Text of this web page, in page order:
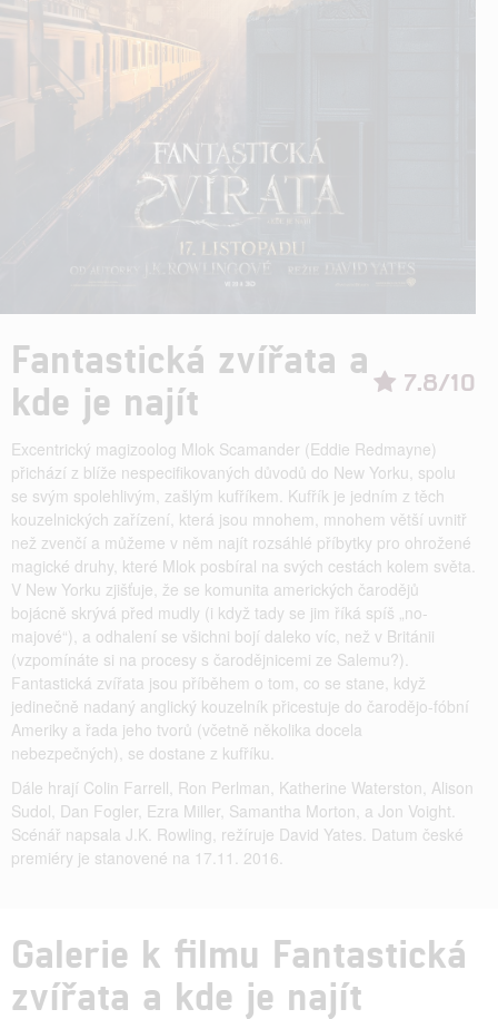
7.8/10
Fantastická zvířata a
kde je najít
Excentrický magizoolog Mlok Scamander (Eddie Redmayne)
přichází z blíže nespecifikovaných důvodů do New Yorku, spolu
se svým spolehlivým, zašlým kufříkem. Kufřík je jedním z těch
kouzelnických zařízení, která jsou mnohem, mnohem větší uvnitř
než zvenčí a můžeme v něm najít rozsáhlé příbytky pro ohrožené
magické druhy, které Mlok posbíral na svých cestách kolem světa.
V New Yorku zjišťuje, že se komunita amerických čarodějů
bojácně skrývá před mudly (i když tady se jim říká spíš „no-
majové“), a odhalení se všichni bojí daleko víc, než v Británii
(vzpomínáte si na procesy s čarodějnicemi ze Salemu?).
Fantastická zvířata jsou příběhem o tom, co se stane, když
jedinečně nadaný anglický kouzelník přicestuje do čarodějo-fóbní
Ameriky a řada jeho tvorů (včetně několika docela
nebezpečných), se dostane z kufříku.
Dále hrají Colin Farrell, Ron Perlman, Katherine Waterston, Alison
Sudol, Dan Fogler, Ezra Miller, Samantha Morton, a Jon Voight.
Scénář napsala J.K. Rowling, režíruje David Yates. Datum české
premiéry je stanovené na 17.11. 2016.
Galerie k filmu Fantastická
zvířata a kde je najít